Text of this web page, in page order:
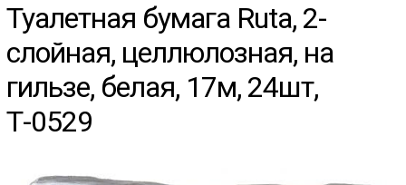
Туалетная бумага Ruta, 2-
слойная, целлюлозная, на
гильзе, белая, 17м, 24шт,
Т-0529